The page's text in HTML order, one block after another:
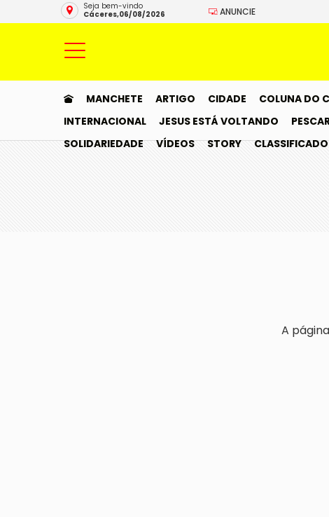
Seja bem-vindo
Cáceres,06/08/2026
ANUNCIE
MANCHETE ARTIGO CIDADE COLUNA DO
INTERNACIONAL
JESUS ESTÁ VOLTANDO
SOLIDARIEDADE
VÍDEOS STORY
A